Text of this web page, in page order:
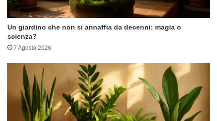
Un giardino che non si annaffia da decenni: magia o
scienza?
7 Agosto 2026